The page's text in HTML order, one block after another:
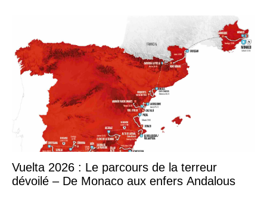
Vuelta 2026 : Le parcours de la terreur
dévoilé – De Monaco aux enfers Andalous